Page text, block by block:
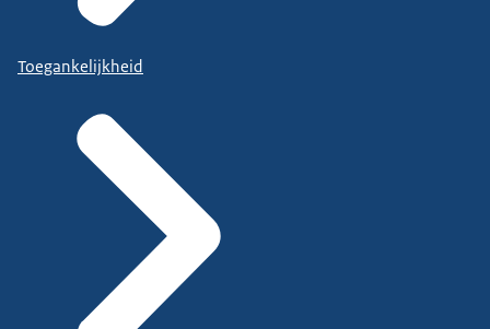
Toegankelijkheid